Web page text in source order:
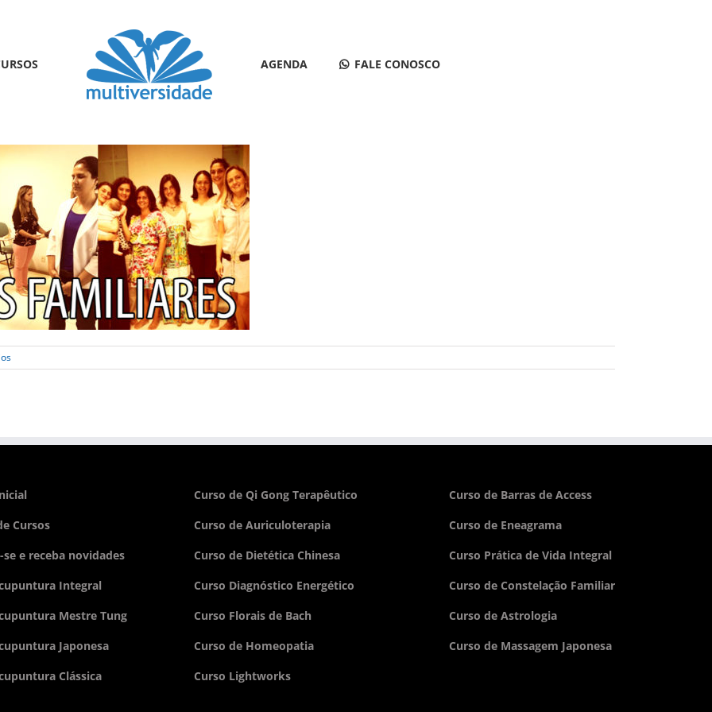
AGENDA FALE CONOSCO
Cursos
se e receba novidades
Integral
Mestre Tung
Japonesa
Clássica
Curso de Qi Gong Terapêutico
Curso de Auriculoterapia
Curso de Dietética Chinesa
Curso Diagnóstico Energético
Curso Florais de Bach
Curso de Homeopatia
Curso Lightworks
Curso de Barras de Access
Curso de Eneagrama
Curso Prática de Vida Integral
Curso de Constelação Familiar
Curso de Astrologia
Curso de Massagem Japonesa